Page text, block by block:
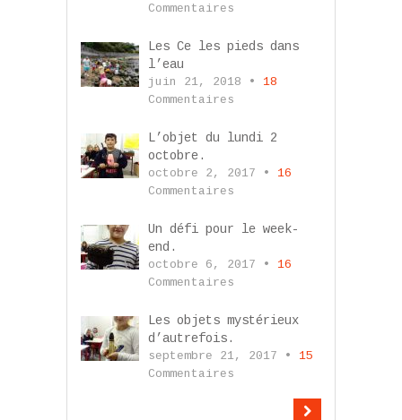
Commentaires
Les Ce les pieds dans
l’eau
juin 21, 2018 • 18
Commentaires
L’objet du lundi 2
octobre.
octobre 2, 2017 • 16
Commentaires
Un défi pour le week-
end.
octobre 6, 2017 • 16
Commentaires
Les objets mystérieux
d’autrefois.
septembre 21, 2017 • 15
Commentaires